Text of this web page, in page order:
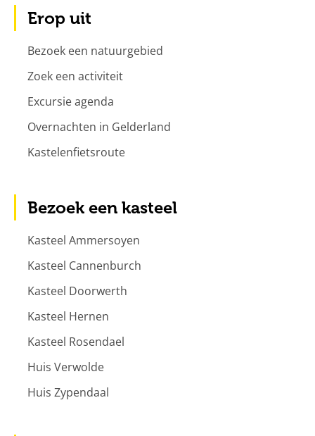
Erop uit
Bezoek een natuurgebied
Zoek een activiteit
Excursie agenda
Overnachten in Gelderland
Kastelenfietsroute
Bezoek een kasteel
Kasteel Ammersoyen
Kasteel Cannenburch
Kasteel Doorwerth
Kasteel Hernen
Kasteel Rosendael
Huis Verwolde
Huis Zypendaal